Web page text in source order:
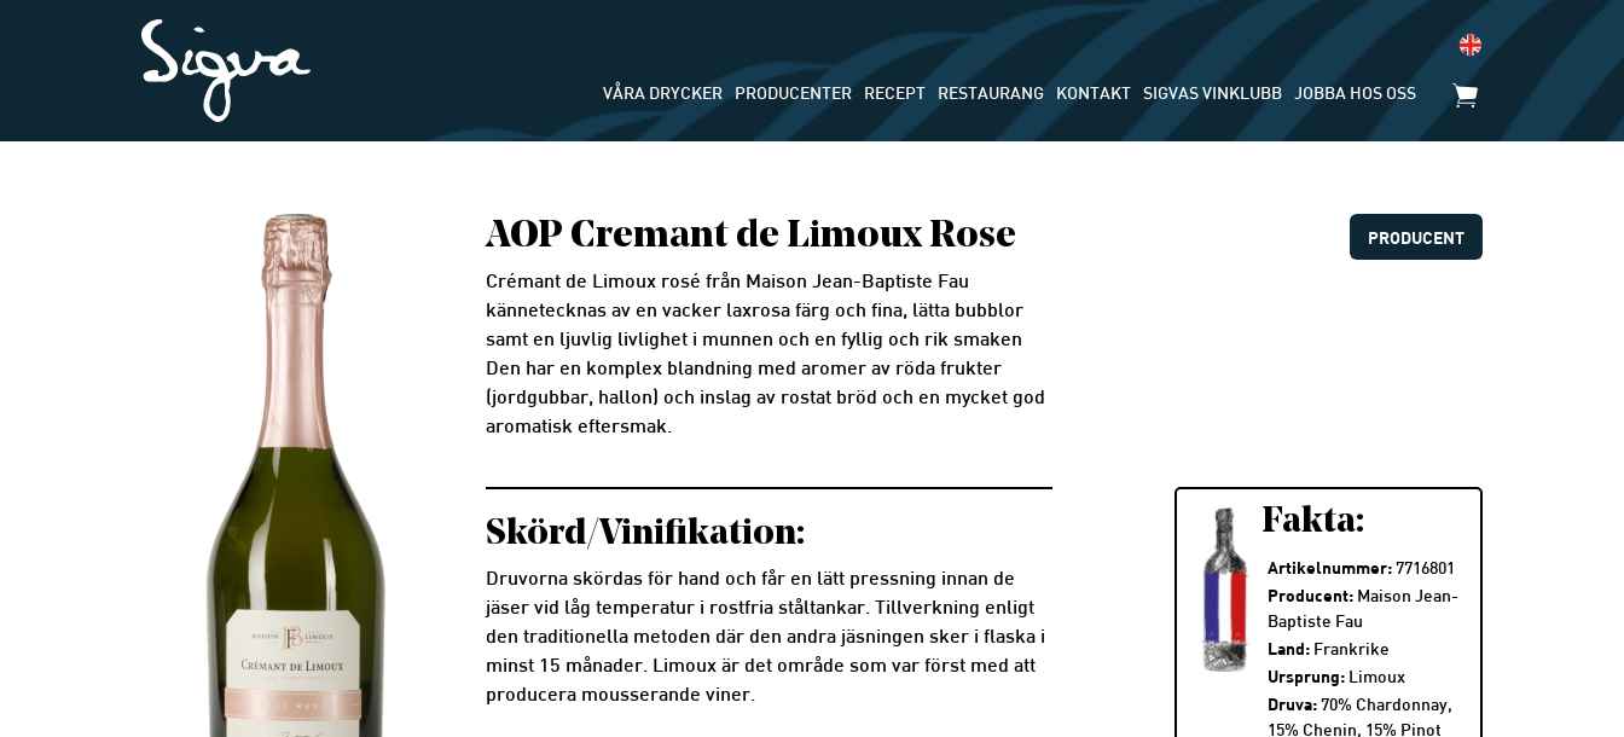
VÅRA DRYCKER PRODUCENTER RECEPT RESTAURANG KONTAKT SIGVAS VINKLUBB JOBBA HOS OSS
AOP Cremant de Limoux Rose
Crémant de Limoux rosé från Maison Jean-Baptiste Fau
kännetecknas av en vacker laxrosa färg och fina, lätta bubblor
samt en ljuvlig livlighet i munnen och en fyllig och rik smaken
Den har en komplex blandning med aromer av röda frukter
(jordgubbar, hallon) och inslag av rostat bröd och en mycket god
aromatisk eftersmak.
PRODUCENT
Skörd/Vinifikation:
Druvorna skördas för hand och får en lätt pressning innan de
jäser vid låg temperatur i rostfria ståltankar. Tillverkning enligt
den traditionella metoden där den andra jäsningen sker i flaska i
minst 15 månader. Limoux är det område som var först med att
producera mousserande viner.
Fakta:
Artikelnummer:7716801
Producent:Maison Jean-
Baptiste Fau
Land:Frankrike
Ursprung:Limoux
Druva:70% Chardonnay,
15% Chenin, 15% Pinot